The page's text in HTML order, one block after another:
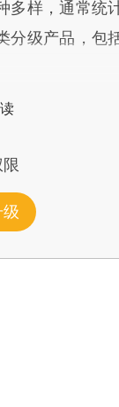
多样，通常统
分级产品，包